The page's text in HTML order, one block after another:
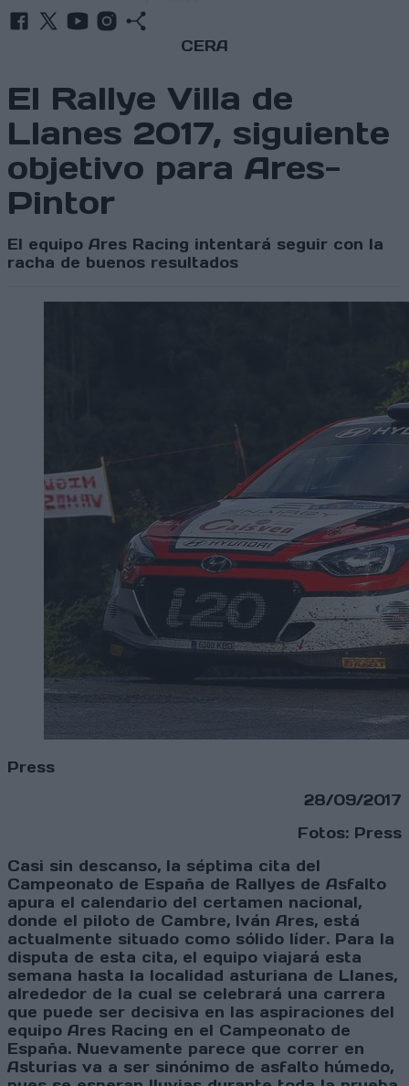
CERA
El Rallye Villa de
Llanes 2017, siguiente
objetivo para Ares-
Pintor
El equipo Ares Racing intentará seguir con la
racha de buenos resultados
Press
28/09/2017
Fotos: Press
Casi sin descanso, la séptima cita del
Campeonato de España de Rallyes de Asfalto
apura el calendario del certamen nacional,
donde el piloto de Cambre, Iván Ares, está
actualmente situado como sólido líder. Para la
disputa de esta cita, el equipo viajará esta
semana hasta la localidad asturiana de Llanes,
alrededor de la cual se celebrará una carrera
que puede ser decisiva en las aspiraciones del
equipo Ares Racing en el Campeonato de
España. Nuevamente parece que correr en
Asturias va a ser sinónimo de asfalto húmedo,